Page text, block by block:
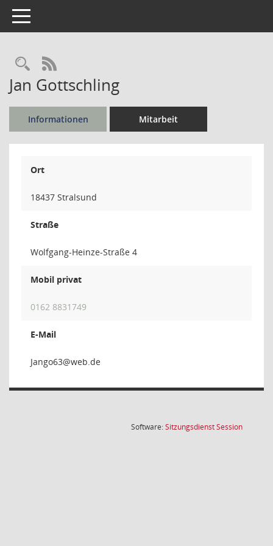
Toggle navigation
Rechercheauswahl
RSS-Feed
Jan Gottschling
Informationen Mitarbeit
Ort
18437 Stralsund
Straße
Wolfgang-Heinze-Straße 4
Mobil privat
0162 8831749
E-Mail
36o
Software:SitzungsdienstSession(Wird in